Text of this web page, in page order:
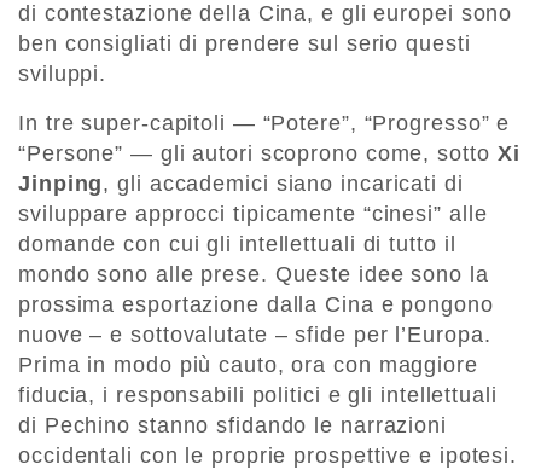
di contestazione della Cina, e gli europei sono
ben consigliati di prendere sul serio questi
sviluppi.
In tre super-capitoli — “Potere”, “Progresso” e
“Persone” — gli autori scoprono come, sotto Xi
Jinping, gli accademici siano incaricati di
sviluppare approcci tipicamente “cinesi” alle
domande con cui gli intellettuali di tutto il
mondo sono alle prese. Queste idee sono la
prossima esportazione dalla Cina e pongono
nuove – e sottovalutate – sfide per l’Europa.
Prima in modo più cauto, ora con maggiore
fiducia, i responsabili politici e gli intellettuali
di Pechino stanno sfidando le narrazioni
occidentali con le proprie prospettive e ipotesi.